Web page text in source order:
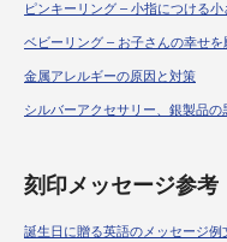
ピンキーリング – 小指につける小
ベビーリング – お子さんの幸せ
金属アレルギーの原因と対策
シルバーアクセサリー、銀製品
刻印メッセージ参考
誕生日に贈る英語のメッセージ例